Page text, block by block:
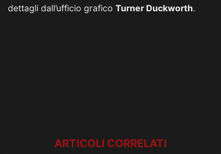
dettagli dall’ufficio grafico Turner Duckworth.
ARTICOLI CORRELATI